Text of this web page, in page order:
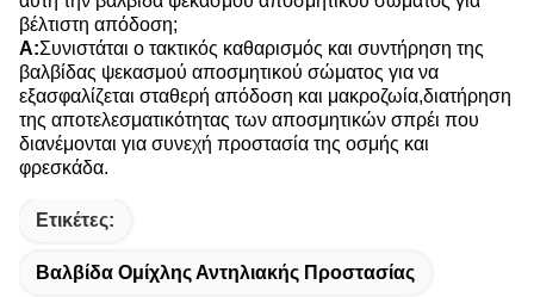
βέλτιστη απόδοση;
Α:Συνιστάται ο τακτικός καθαρισμός και συντήρηση της
βαλβίδας ψεκασμού αποσμητικού σώματος για να
εξασφαλίζεται σταθερή απόδοση και μακροζωία,διατήρηση
της αποτελεσματικότητας των αποσμητικών σπρέι που
διανέμονται για συνεχή προστασία της οσμής και
φρεσκάδα.
Ετικέτες:
Βαλβίδα Ομίχλης Αντηλιακής Προστασίας